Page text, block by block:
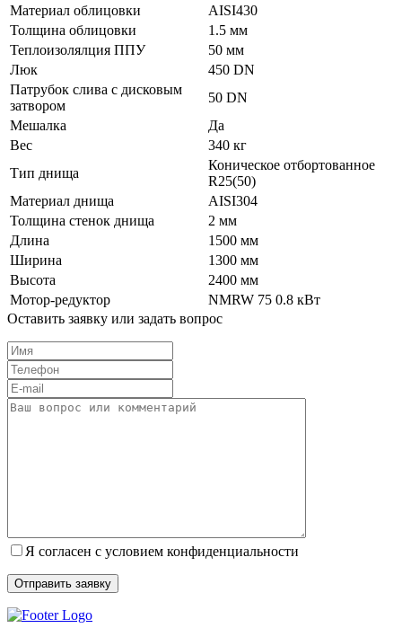
Материал облицовки
AISI430
Толщина облицовки
1.5 мм
Теплоизолялция ППУ
50 мм
Люк
450 DN
Патрубок слива с дисковым
затвором
50 DN
Мешалка
Да
Вес
340 кг
Тип днища
Коническое отбортованное
R25(50)
Материал днища
AISI304
Толщина стенок днища
2 мм
Длина
1500 мм
Ширина
1300 мм
Высота
2400 мм
Мотор-редуктор
NMRW 75 0.8 кВт
Оставить заявку или задать вопрос
Я согласен с условием конфиденциальности